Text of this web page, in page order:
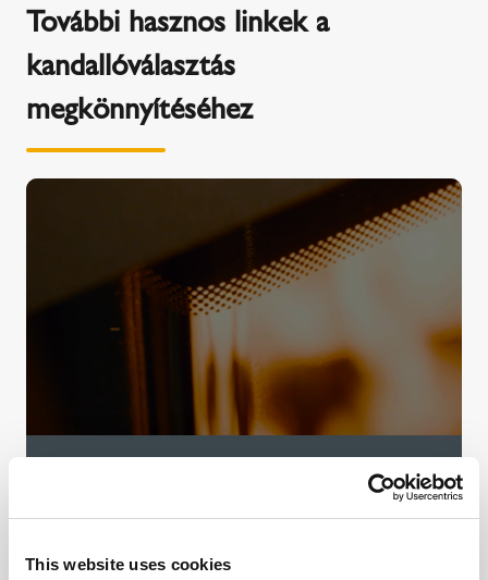
This website uses cookies
További hasznos linkek a
kandallóválasztás
megkönnyítéséhez
KINGFIRE kandallócsalád. Hozzon ki többet a